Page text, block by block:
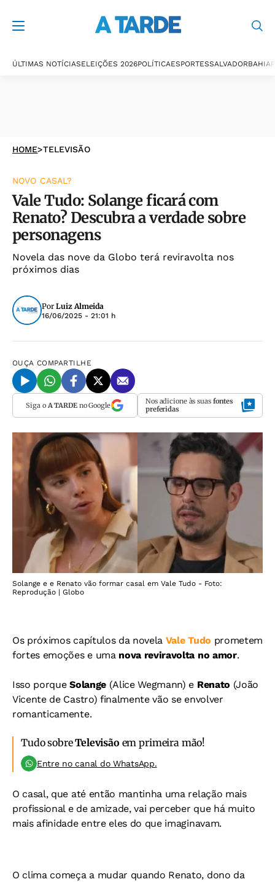
ÚLTIMAS NOTÍCIASELEIÇÕES 2026POLÍTICAESPORTESSALVADORBAHIA
HOME>TELEVISÃO
NOVO CASAL?
Vale Tudo: Solange ficará com
Renato? Descubra a verdade sobre
personagens
Novela das nove da Globo terá reviravolta nos
próximos dias
Por Luiz Almeida
16/06/2025 - 21:01 h
OUÇA COMPARTILHE
Siga o A TARDEno Google Nos adicione às suas fontes
preferidas
Solange e e Renato vão formar casal em Vale Tudo - Foto:
Reprodução | Globo
Os próximos capítulos da novela Vale Tudo prometem
fortes emoções e uma nova reviravolta no amor.
Isso porqueSolange(Alice Wegmann) e Renato (João
Vicente de Castro) finalmente vão se envolver
romanticamente.
Tudo sobreTelevisão em primeira mão!
Entre no canal do WhatsApp.
O casal, que até então mantinha uma relação mais
profissional e de amizade, vai perceber que há muito
mais afinidade entre eles do que imaginavam.
O clima começa a mudar quando Renato, dono da